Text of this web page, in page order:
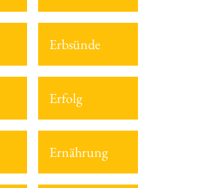
Erbsünde
Erfolg
Ernährung